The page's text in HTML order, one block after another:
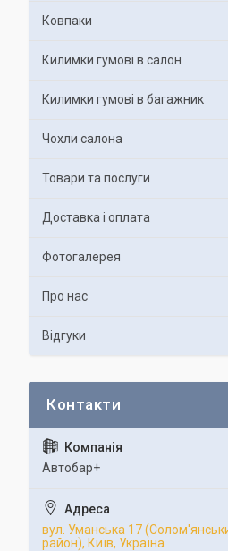
Ковпаки
Килимки гумові в салон
Килимки гумові в багажник
Чохли салона
Товари та послуги
Доставка і оплата
Фотогалерея
Про нас
Відгуки
Автобар+
вул. Уманська 17
район), Київ, Україна